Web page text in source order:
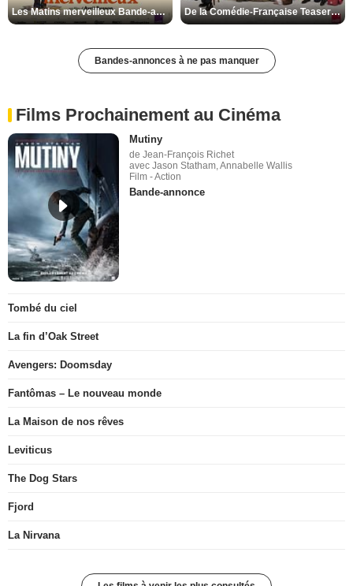
Les Matins merveilleux Bande-annonce VF De la Comédie-Française Teaser VF
Bandes-annonces à ne pas manquer
Films Prochainement au Cinéma
Mutiny
de Jean-François Richet
avec Jason Statham, Annabelle Wallis
Film - Action
Bande-annonce
Tombé du ciel
La fin d’Oak Street
Avengers: Doomsday
Fantômas – Le nouveau monde
La Maison de nos rêves
Leviticus
The Dog Stars
Fjord
La Nirvana